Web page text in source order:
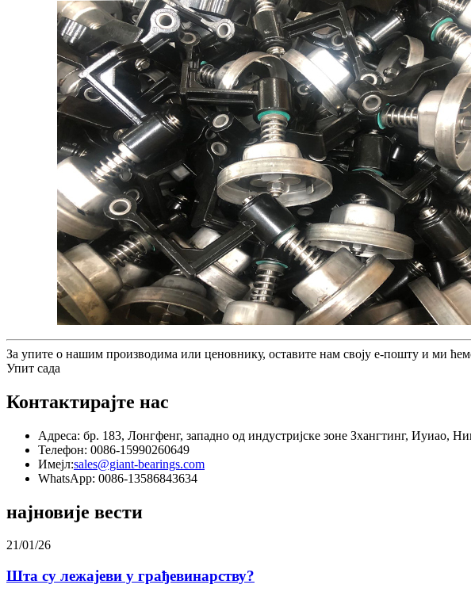
За упите о нашим производима или ценовнику, оставите нам своју е-пошту и ми
Упит сада
Контактирајте нас
Адреса: бр. 183, Лонгфенг, западно од индустријске зоне Зхангтинг, Иуиао,
Телефон: 0086-15990260649
Имејл:sales@giant-bearings.com
WhatsApp: 0086-13586843634
најновије вести
21/01/26
Шта су лежајеви у грађевинарству?